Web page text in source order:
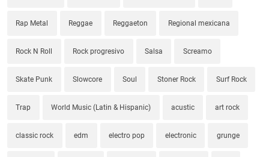
Rap Metal Reggae Reggaeton Regional mexicana
Rock N Roll Rock progresivo Salsa Screamo
Skate Punk Slowcore Soul Stoner Rock Surf Rock
Trap World Music (Latin & Hispanic) acustic art rock
classic rock edm electro pop electronic grunge